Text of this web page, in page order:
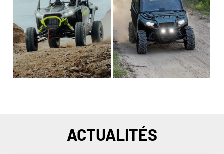
ACTUALITÉS